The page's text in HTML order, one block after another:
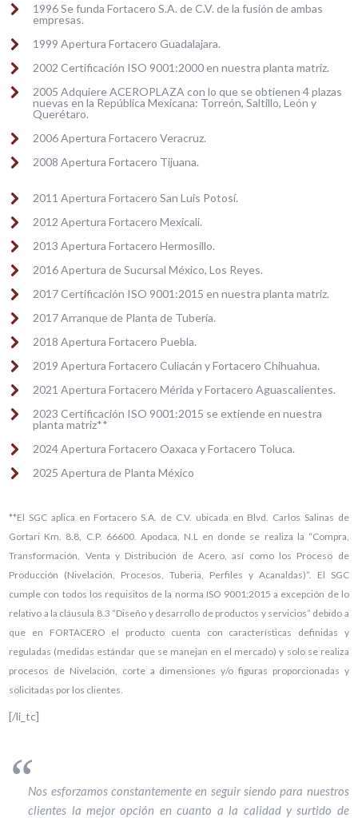
1996 Se funda Fortacero S.A. de C.V. de la fusión de ambas
empresas.
1999 Apertura Fortacero Guadalajara.
2002 Certificación ISO 9001:2000 en nuestra planta matriz.
2005 Adquiere ACEROPLAZA con lo que se obtienen 4 plazas
nuevas en la República Mexicana: Torreón, Saltillo, León y
Querétaro.
2006 Apertura Fortacero Veracruz.
2008 Apertura Fortacero Tijuana.
2011 Apertura Fortacero San Luis Potosí.
2012 Apertura Fortacero Mexicali.
2013 Apertura Fortacero Hermosillo.
2016 Apertura de Sucursal México, Los Reyes.
2017 Certificación ISO 9001:2015 en nuestra planta matriz.
2017 Arranque de Planta de Tubería.
2018 Apertura Fortacero Puebla.
2019 Apertura Fortacero Culiacán y Fortacero Chihuahua.
2021 Apertura Fortacero Mérida y Fortacero Aguascalientes.
2023 Certificación ISO 9001:2015 se extiende en nuestra
planta matriz**
2024 Apertura Fortacero Oaxaca y Fortacero Toluca.
2025 Apertura de Planta México
**El SGC aplica en Fortacero S.A. de C.V. ubicada en Blvd. Carlos Salinas de
Gortari Km. 8.8, C.P. 66600. Apodaca, N.L en donde se realiza la “Compra,
Transformación, Venta y Distribución de Acero, así como los Proceso de
Producción (Nivelación, Procesos, Tuberia, Perfiles y Acanaldas)”. El SGC
cumple con todos los requisitos de la norma ISO 9001:2015 a excepción de lo
relativo a la cláusula 8.3 “Diseño y desarrollo de productos y servicios” debido a
que en FORTACERO el producto cuenta con características definidas y
reguladas (medidas estándar que se manejan en el mercado) y solo se realiza
procesos de Nivelación, corte a dimensiones y/o figuras proporcionadas y
solicitadas por los clientes.
[/li_tc]
Nos esforzamos constantemente en seguir siendo para nuestros
clientes la mejor opción en cuanto a la calidad y surtido de